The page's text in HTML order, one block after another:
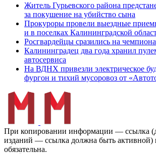
Житель Гурьевского района
за покушение на убийство сына
Прокуроры провели выездные
и в поселках Калининградской
Росгвардейцы сразились на
Калининградец два года хранил
автосервиса
На ВДНХ привезли электрическое
фургон и тихий мусоровоз от
При копировании информации — ссылка
изданий — ссылка должна быть активной)
обязательна.